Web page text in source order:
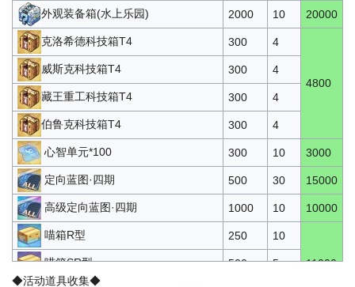
外观装备箱(水上乐园) 2000 10 20000
克洛希德科技箱T4 300 4
4800
威斯克科技箱T4 300 4
藏王重工科技箱T4 300 4
伯鲁克科技箱T4 300 4
心智单元*100 300 10 3000
定向蓝图·四期 500 30 15000
高级定向蓝图·四期 1000 10 10000
喵箱R型 250 10
11000
喵箱SR型 500 5
◆活动道具收集◆